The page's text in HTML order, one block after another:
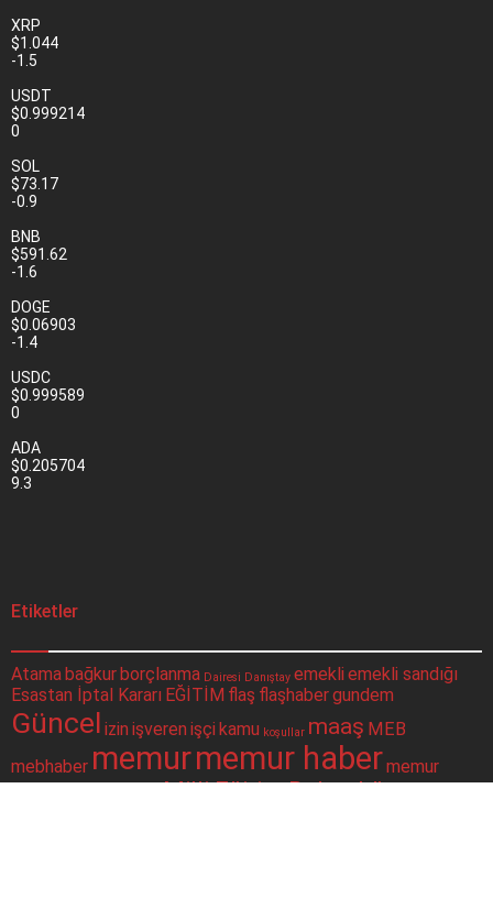
XRP
$1.044
-1.5
USDT
$0.999214
0
SOL
$73.17
-0.9
BNB
$591.62
-1.6
DOGE
$0.06903
-1.4
USDC
$0.999589
0
ADA
$0.205704
9.3
Etiketler
Atamabağkurborçlanma Dairesi Danıştay emekliemekli sandığı
Esastan İptal Kararı EĞİTİM flaş flaşhabergundem
Güncel izin işveren işçi kamu koşullar maaş MEB
mebhaber memurmemur habermemur
mevzuatMilli Eğitim Bakanlığıokullar